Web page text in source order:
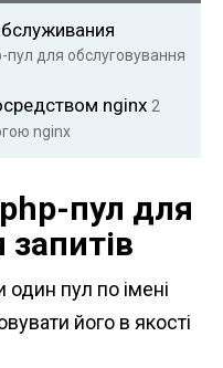
для обслуговування
nginx 2
nginx
пул для
один пул по імені
його в якості